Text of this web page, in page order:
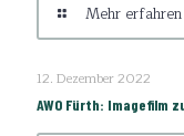
Mehr erfahren
12. Dezember 2022
AWO Fürth: Imagefilm